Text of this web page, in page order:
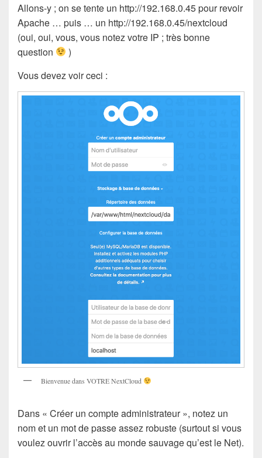
Allons-y ; on se tente un http://192.168.0.45 pour revoir
Apache … puis … un http://192.168.0.45/nextcloud
(oui, oui, vous, vous notez votre IP ; très bonne
question
)
Vous devez voir ceci :
Bienvenue dans VOTRE NextCloud
Dans « Créer un compte administrateur », notez un
nom et un mot de passe assez robuste (surtout si vous
voulez ouvrir l’accès au monde sauvage qu’est le Net).